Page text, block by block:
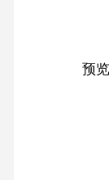
预